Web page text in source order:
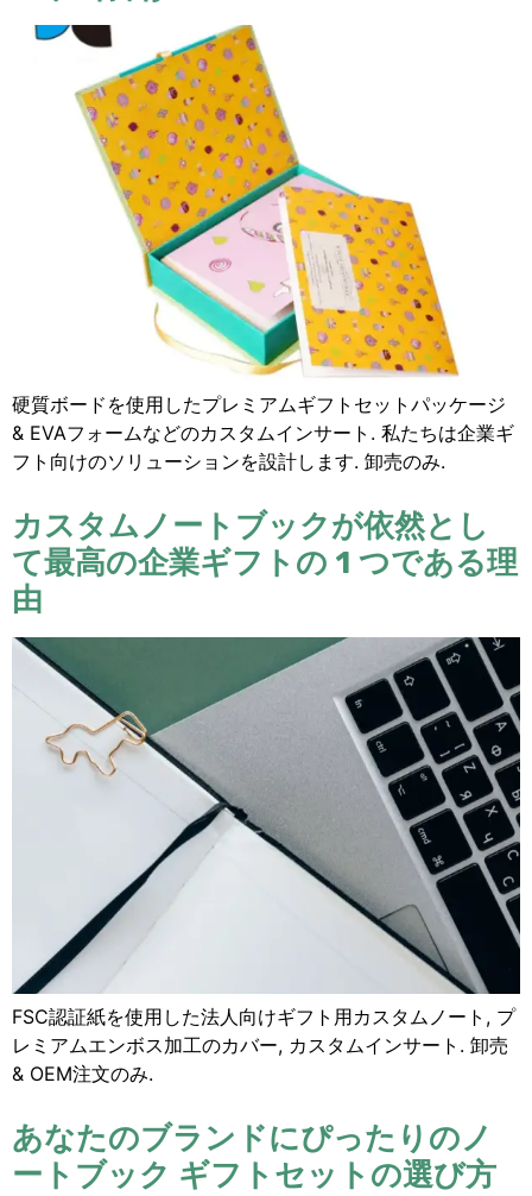
硬質ボードを使用したプレミアムギフトセットパッケージ
& EVAフォームなどのカスタムインサート. 私たちは企業ギ
フト向けのソリューションを設計します. 卸売のみ.
カスタムノートブックが依然とし
て最高の企業ギフトの 1 つである理
由
FSC認証紙を使用した法人向けギフト用カスタムノート, プ
レミアムエンボス加工のカバー, カスタムインサート. 卸売
& OEM注文のみ.
あなたのブランドにぴったりのノ
ートブック ギフトセットの選び方